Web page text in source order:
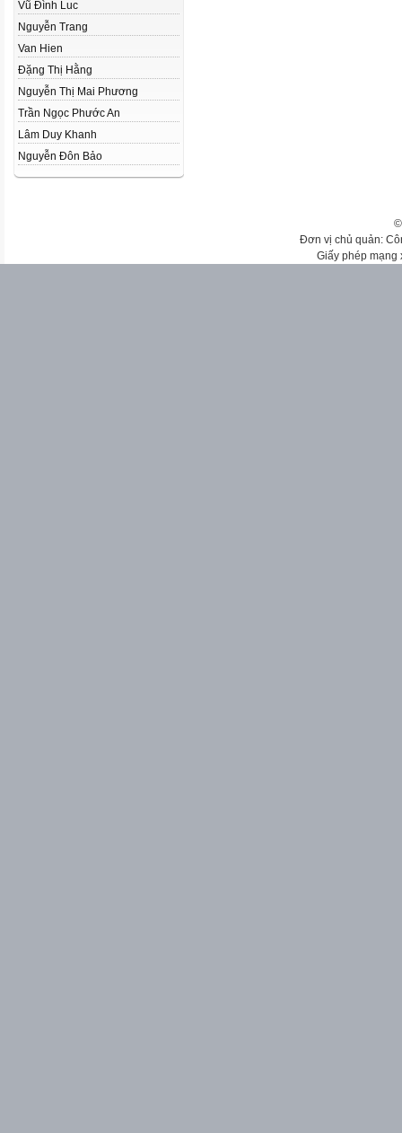
Vũ Đình Luc
Nguyễn Trang
Van Hien
Đặng Thị Hằng
Nguyễn Thị Mai Phương
Trần Ngọc Phước An
Lâm Duy Khanh
Nguyễn Đôn Bảo
Đơn vị chủ quản:
Giấy phép mạng